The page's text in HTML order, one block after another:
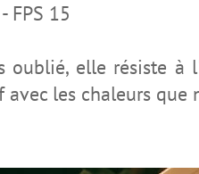
FPS 15
oublié, elle résiste
les chaleurs que